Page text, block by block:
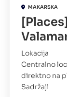
MAKARSKA
Lokacija
Centralno
direktno na
Sadržaji